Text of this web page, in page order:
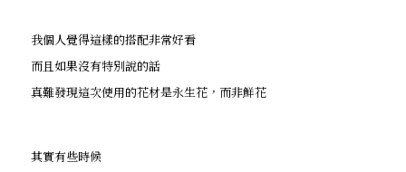
我個人覺得這樣的搭配非常好看
而且如果沒有特別說的話
真難發現這次使用的花材是永生花，而非鮮花
其實有些時候